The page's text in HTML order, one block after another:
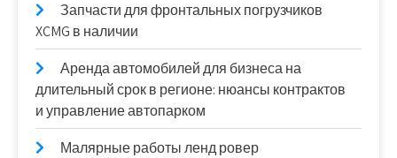
Запчасти для фронтальных погрузчиков
XCMG в наличии
Аренда автомобилей для бизнеса на
длительный срок в регионе: нюансы контрактов
и управление автопарком
Малярные работы ленд ровер